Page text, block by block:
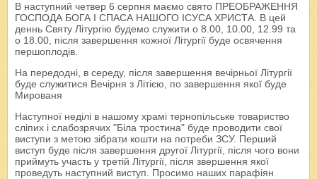
В наступний четвер 6 серпня маємо свято ПРЕОБРАЖЕННЯ
ГОСПОДА БОГА І СПАСА НАШОГО ІСУСА ХРИСТА. В цей
деннь Святу Літургію будемо служити о 8.00, 10.00, 12.99 та
о 18.00, після завершення кожної Літургії буде освячення
першоплодів.
На передодні, в середу, після завершення вечірньої Літургії
буде служитися Вечірня з Літією, по завершення якої буде
Мированя
Наступної неділі в нашому храмі тернопільське товариство
сліпих і слабозрячих "Біла тростина" буде проводити свої
виступи з метою зібрати кошти на потреби ЗСУ. Перший
виступ буде після завершення другої Літургії, після чого вони
приймуть участь у третій Літургії, після звершення якої
проведуть наступний виступ. Просимо наших парафіян